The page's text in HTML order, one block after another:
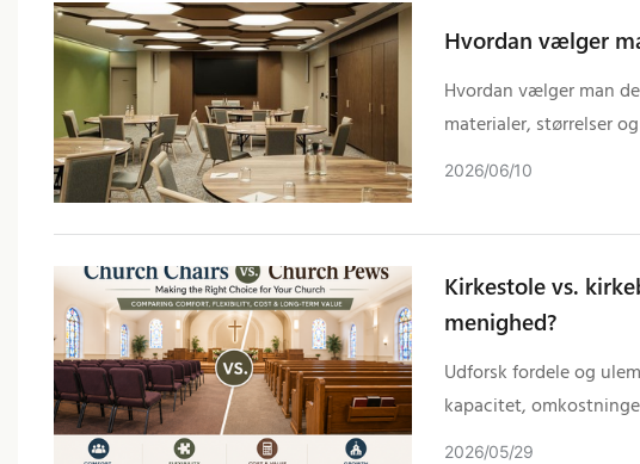
Hvordan vælger
Hvordan vælger man
materialer, størrelser
til dit sted.
2026 06 10
Kirkestole vs.
menighed?
Udforsk fordele og
kapacitet,
menighed.
2026 05 29